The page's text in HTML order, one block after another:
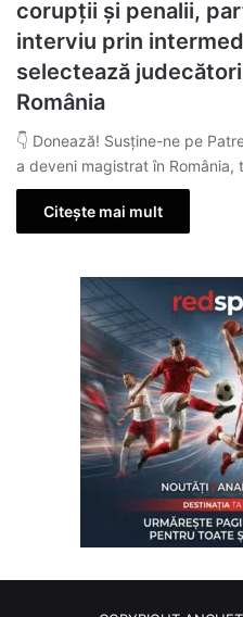
corupții și penalii,
interviu prin
selectează
România
👇 Donează! Susține-ne pe
a deveni magistrat în
Citește mai mult